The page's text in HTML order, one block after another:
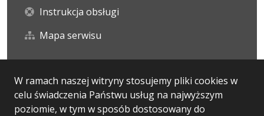
W ramach naszej witryny stosujemy pliki cookies w
celu świadczenia Państwu usług na najwyższym
poziomie, w tym w sposób dostosowany do
Instrukcja obsługi
Mapa serwisu
Statystyka i dane osobowe
Statystyki oglądalności